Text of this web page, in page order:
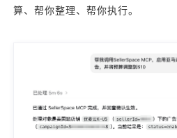
算、帮你整理、帮你执行。